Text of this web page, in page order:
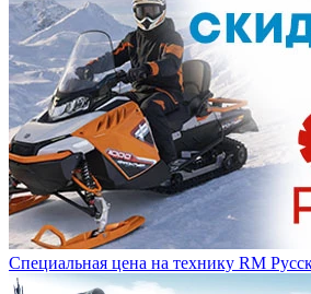
Специальная цена на технику RM